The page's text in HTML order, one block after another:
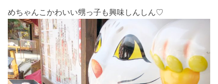
めちゃんこかわいい甥っ子も興味しんしん♡